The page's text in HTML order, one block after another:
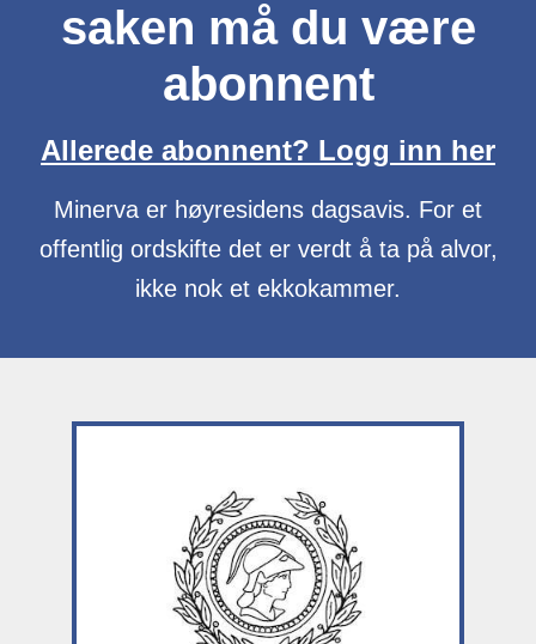
saken må du være
abonnent
Allerede abonnent? Logg inn her
Minerva er høyresidens dagsavis. For et
offentlig ordskifte det er verdt å ta på alvor,
ikke nok et ekkokammer.